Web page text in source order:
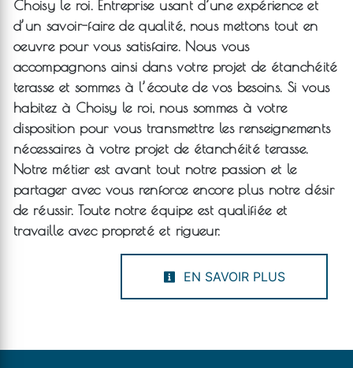
Choisy le roi. Entreprise usant d’une expérience et
d’un savoir-faire de qualité, nous mettons tout en
oeuvre pour vous satisfaire. Nous vous
accompagnons ainsi dans votre projet de étanchéité
terasseet sommes à l’écoute de vos besoins. Si vous
habitez à Choisy le roi, nous sommes à votre
disposition pour vous transmettre les renseignements
nécessaires à votre projet de étanchéité terasse.
Notre métier est avant tout notre passion et le
partager avec vous renforce encore plus notre désir
de réussir. Toute notre équipe est qualifiée et
travaille avec propreté et rigueur.
EN SAVOIR PLUS